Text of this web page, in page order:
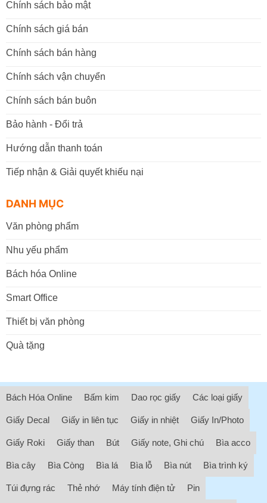
Chính sách bảo mật
Chính sách giá bán
Chính sách bán hàng
Chính sách vận chuyển
Chính sách bán buôn
Bảo hành - Đổi trả
Hướng dẫn thanh toán
Tiếp nhận & Giải quyết khiếu nại
DANH MỤC
Văn phòng phẩm
Nhu yếu phẩm
Bách hóa Online
Smart Office
Thiết bị văn phòng
Quà tặng
Bách Hóa Online Bấm kim Dao rọc giấy Các loại giấy
Giấy Decal Giấy in liên tục Giấy in nhiệt Giấy In/Photo
Giấy Roki Giấy than Bút Giấy note, Ghi chú Bìa acco
Bìa cây Bìa Còng Bìa lá Bìa lỗ Bìa nút Bìa trình ký
Túi đựng rác Thẻ nhớ Máy tính điện tử Pin